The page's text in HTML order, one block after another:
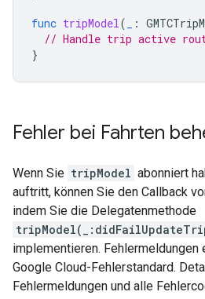
func tripModel( :
// Handle trip active
}
Fehler bei Fahrten
Wenn Sie tripModel abonniert
auftritt, können Sie den Callback
indem Sie die Delegatenmethode
implementieren. Fehlermeldungen
Google Cloud-Fehlerstandard.
Fehlermeldungen und alle